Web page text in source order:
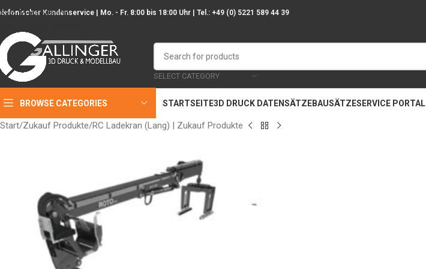
Skip to navigationKundenservice | Mo. - Fr. 8:00 bis 18:00 Uhr | Tel.: +49 (0) 5221 589 44 39
SELECT CATEGORY
BROWSE CATEGORIES STARTSEITE3D DRUCK DATENSÄTZEBAUSÄTZESERVICE PORTAL
Start Zukauf Produkte RC Ladekran (Lang) | Zukauf Produkte